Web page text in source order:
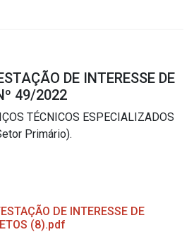
DE INTERESSE DE
49/2022
TÉCNICOS ESPECIALIZADOS
Primário).
DE INTERESSE DE
(8).pdf